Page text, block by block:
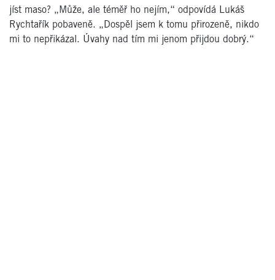
jíst maso? „Může, ale téměř ho nejím,“ odpovídá Lukáš
Rychtařík pobaveně. „Dospěl jsem k tomu přirozeně, nikdo
mi to nepřikázal. Úvahy nad tím mi jenom přijdou dobrý.“